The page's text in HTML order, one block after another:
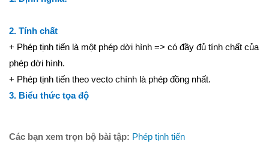
Đại số 11
Phương trình lượng giác
Dãy số- CSC – CSN
2. Tính chất
+ Phép tịnh tiến là một phép dời hình => có đầy đủ tính chất của
phép dời hình.
+ Phép tịnh tiến theo vecto chính là phép đồng nhất.
3. Biểu thức tọa độ
Các bạn xem trọn bộ bài tập: Phép tịnh tiến